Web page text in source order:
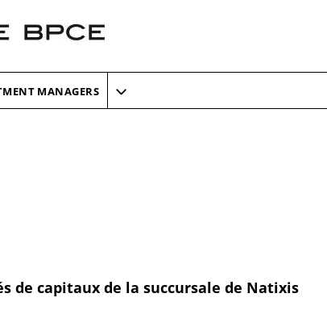
MANAGERS
de capitaux de la succursale de Natixis